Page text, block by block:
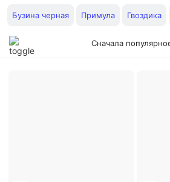
Бузина черная Примула Гвоздика
Сначала